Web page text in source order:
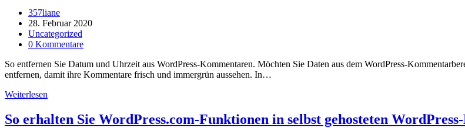
Steigerung
Ihres
SEO-
Traffics
Ubersuggest
Beitrags-
Autor:
357liane
Beitrag
veröffentlicht:
28. Februar 2020
Beitrags-
Kategorie:
Uncategorized
Beitrags-
0 Kommentare
So entfernen Sie Datum und Uhrzeit aus WordPress-Kommentaren. Möchten Sie Daten aus dem WordPress-
entfernen, damit ihre Kommentare frisch und immergrün aussehen. In…
Weiterlesen
Sie
Datum
So erhalten Sie WordPress.com-Funktionen in selbst gehosteten